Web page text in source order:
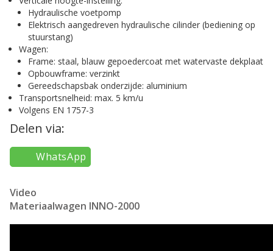
Hydraulische voetpomp
Elektrisch aangedreven hydraulische cilinder (bediening op
stuurstang)
Wagen:
Frame: staal, blauw gepoedercoat met watervaste dekplaat
Opbouwframe: verzinkt
Gereedschapsbak onderzijde: aluminium
Transportsnelheid: max. 5 km/u
Volgens EN 1757-3
Delen via:
WhatsApp
Video
Materiaalwagen INNO-2000